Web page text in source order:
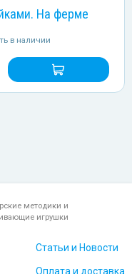
На ферме
в наличии
методики и
игрушки
Статьи и Новости
Оплата и доставка